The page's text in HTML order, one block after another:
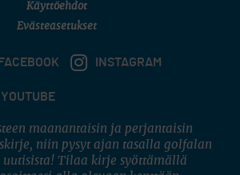
Käyttöehdot
Evästeasetukset
INSTAGRAM
YOUTUBE
maanantaisin ja perjantaisin
niin pysyt ajan tasalla golfalan
Tilaa kirje syöttämällä